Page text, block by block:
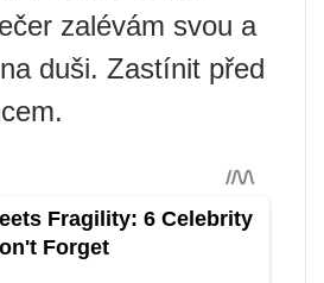
zalévám svou a
duši. Zastínit před